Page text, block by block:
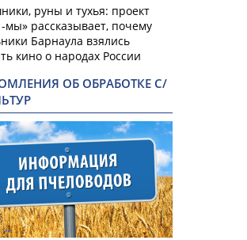
руны и тухья: проект
мы» рассказывает, почему
Барнаула взялись
кино о народах России
ОБ ОБРАБОТКЕ С/